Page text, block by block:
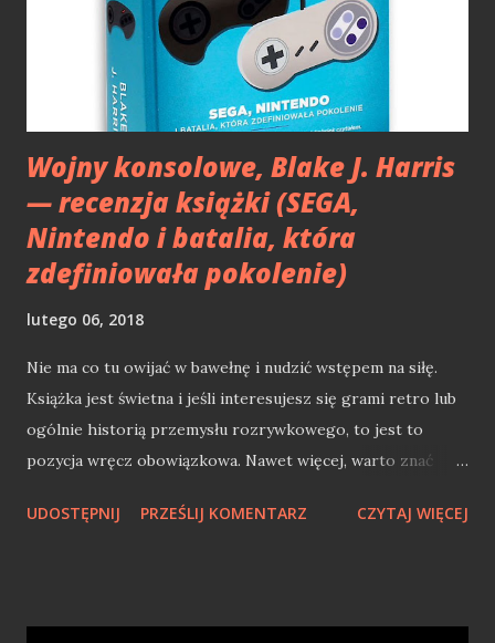
forma - pliki exe do pobrania z obcego źródła już nie. Z
tego też powodu możliwość stworzenia archiwum bloga
przeniosłem na wtyczkę Licznik Blogowy. Tak oto powstała
wersja 5.0. Licznik Blogowy 5.0 - archiwizacja Wtyczka w
wersji...
Wojny konsolowe, Blake J. Harris
— recenzja książki (SEGA,
Nintendo i batalia, która
zdefiniowała pokolenie)
lutego 06, 2018
Nie ma co tu owijać w bawełnę i nudzić wstępem na siłę.
Książka jest świetna i jeśli interesujesz się grami retro lub
ogólnie historią przemysłu rozrywkowego, to jest to
pozycja wręcz obowiązkowa. Nawet więcej, warto znać
branżę gier, a uwierzcie, że znajdziecie wiele analogii do
UDOSTĘPNIJ PRZEŚLIJ KOMENTARZ CZYTAJ WIĘCEJ